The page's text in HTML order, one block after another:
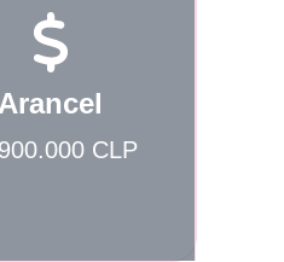
Arancel
CLP